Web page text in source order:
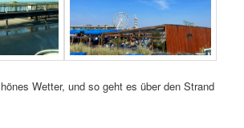
Wetter, und so geht es über den Strand